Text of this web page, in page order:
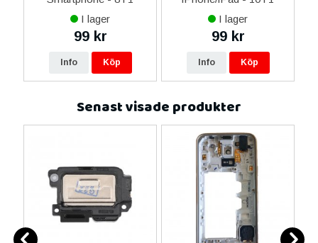
I lager
99 kr
Info Köp
I lager
99 kr
Info Köp
Senast visade produkter